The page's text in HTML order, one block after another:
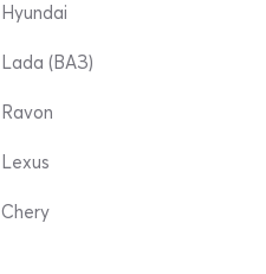
Hyundai
Lada (ВАЗ)
Ravon
Lexus
Chery